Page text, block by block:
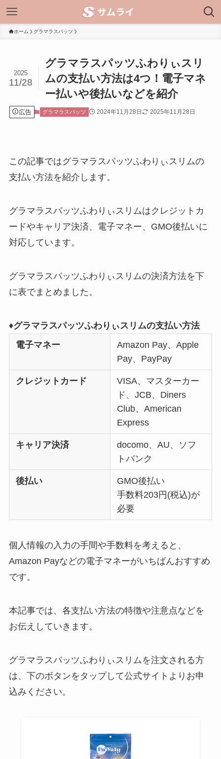
ホーム グラマラスパッツ
グラマラスパッツふわりぃスリ
ムの支払い方法は4つ！電子マネ
ー払いや後払いなどを紹介
2025
11/28
広告 グラマラスパッツ 2024年11月28日 2025年11月28日
この記事ではグラマラスパッツふわりぃスリムの
支払い方法を紹介します。
グラマラスパッツふわりぃスリムはクレジットカ
ードやキャリア決済、電子マネー、GMO後払いに
対応しています。
グラマラスパッツふわりぃスリムの決済方法を下
に表でまとめました。
♦グラマラスパッツふわりぃスリムの支払い方法
電子マネー
Amazon Pay、Apple
Pay、PayPay
クレジットカード
VISA、マスターカー
ド、JCB、Diners
Club、American
Express
キャリア決済
docomo、AU、ソフ
トバンク
後払い
GMO後払い
手数料203円(税込)が
必要
個人情報の入力の手間や手数料を考えると、
Amazon Payなどの電子マネーがいちばんおすすめ
です。
本記事では、各支払い方法の特徴や注意点などを
お伝えしていきます。
グラマラスパッツふわりぃスリムを注文される方
は、下のボタンをタップして公式サイトよりお申
込みください。